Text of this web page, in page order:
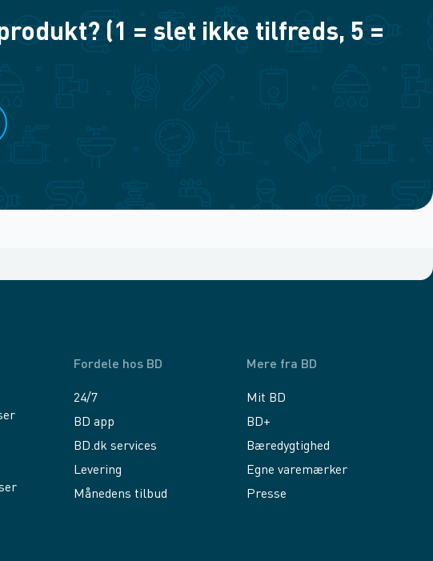
(1 = slet ikke tilfreds, 5 =
Fordele hos BD
24/7
BD app
BD.dk services
Levering
Månedens tilbud
Mere fra BD
Mit BD
BD+
Bæredygtighed
Egne varemærker
Presse